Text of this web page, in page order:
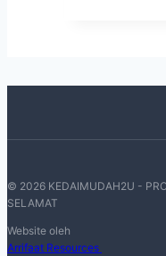
© 2026 KEDAIMUDAH2U -
SELAMAT
Website oleh
Arrifaat Resources